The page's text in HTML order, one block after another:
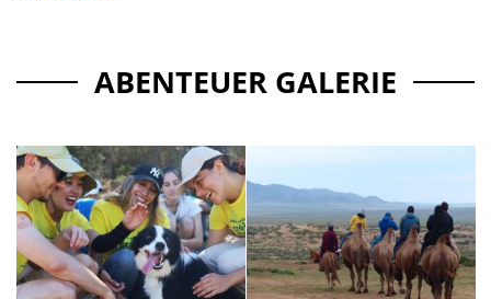
ABENTEUER GALERIE